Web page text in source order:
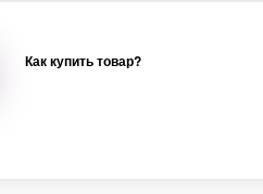
Как купить товар?